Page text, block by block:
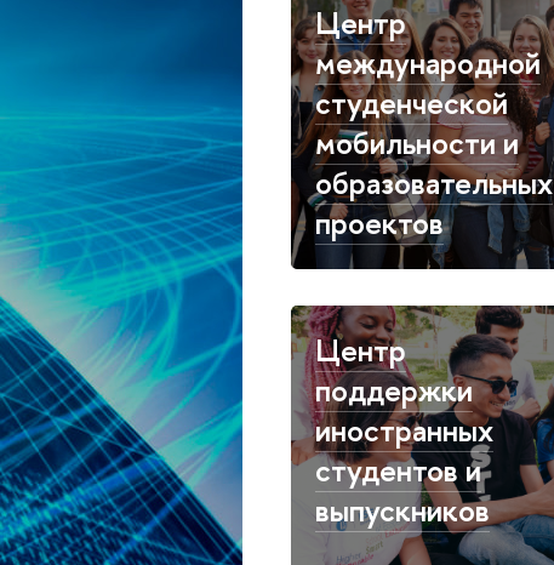
Центр
международной
студенческой
мобильности и
образовательных
проектов
Центр
поддержки
иностранных
студентов и
выпускников